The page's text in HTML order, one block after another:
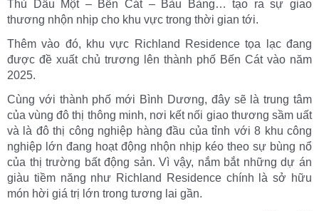
Thủ Dầu Một – Bến Cát – Bàu Bàng… tạo ra sự giao
thương nhộn nhịp cho khu vực trong thời gian tới.
Thêm vào đó, khu vực Richland Residence tọa lạc đang
được đề xuất chủ trương lên thành phố Bến Cát vào năm
2025.
Cùng với thành phố mới Bình Dương, đây sẽ là trung tâm
của vùng đô thị thông minh, nơi kết nối giao thương sầm uất
và là đô thị công nghiệp hàng đầu của tỉnh với 8 khu công
nghiệp lớn đang hoạt động nhộn nhịp kéo theo sự bùng nổ
của thị trường bất động sản. Vì vậy, nắm bắt những dự án
giàu tiềm năng như Richland Residence chính là sở hữu
món hời giá trị lớn trong tương lai gần.